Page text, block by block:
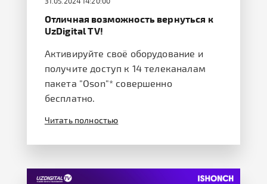
Отличная возможность вернуться к
UzDigital TV!
Активируйте своё оборудование и
получите доступ к 14 телеканалам
пакета "Oson"* совершенно
бесплатно.
Читать полностью